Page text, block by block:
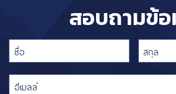
สอบถามข้